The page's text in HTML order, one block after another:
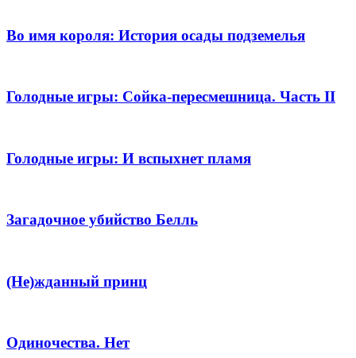
Во имя короля: История осады подземелья
Голодные игры: Сойка-пересмешница. Часть II
Голодные игры: И вспыхнет пламя
Загадочное убийство Белль
(Не)жданный принц
Одиночества. Нет